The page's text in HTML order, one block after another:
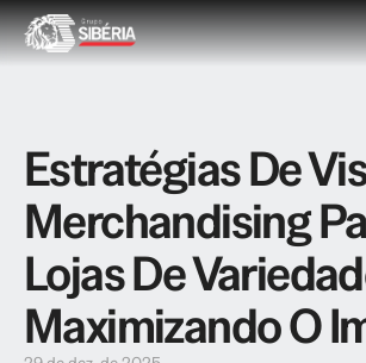
Estratégias De
Merchandising
Lojas De
Maximizando O